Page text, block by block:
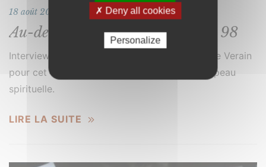
18 août 2020
Au-delà du miroir Radio Id FM 98
Interview Joëlle Verain Un grand merci à Joëlle Verain
pour cet échange dans les profondeurs de la peau
spirituelle.
LIRE LA SUITE
✗ Deny all cookies
Personalize